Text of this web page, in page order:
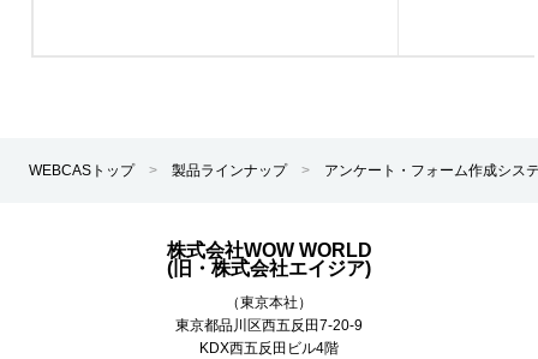
WEBCASトップ > 製品ラインナップ > アンケート・フォーム作成シス
株式会社WOW WORLD
(旧・株式会社エイジア)
（東京本社）
東京都品川区西五反田7-20-9
KDX西五反田ビル4階